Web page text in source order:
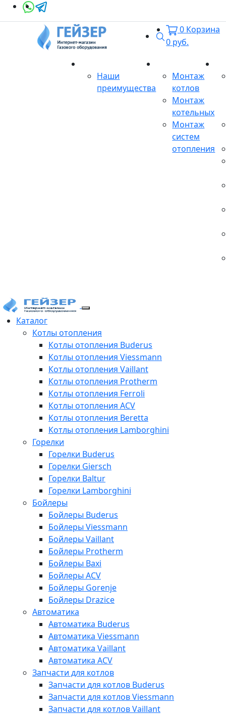
Поиск
0 Корзина
0 руб.
Наши
преимущества
Монтаж
котлов
Монтаж
котельных
Монтаж
систем
отопления
Каталог
Котлы отопления
Котлы отопления Buderus
Котлы отопления Viessmann
Котлы отопления Vaillant
Котлы отопления Protherm
Котлы отопления Ferroli
Котлы отопления ACV
Котлы отопления Beretta
Котлы отопления Lamborghini
Горелки
Горелки Buderus
Горелки Giersch
Горелки Baltur
Горелки Lamborghini
Бойлеры
Бойлеры Buderus
Бойлеры Viessmann
Бойлеры Vaillant
Бойлеры Protherm
Бойлеры Baxi
Бойлеры ACV
Бойлеры Gorenje
Бойлеры Drazice
Автоматика
Автоматика Buderus
Автоматика Viessmann
Автоматика Vaillant
Автоматика ACV
Запчасти для котлов
Запчасти для котлов Buderus
Запчасти для котлов Viessmann
Запчасти для котлов Vaillant